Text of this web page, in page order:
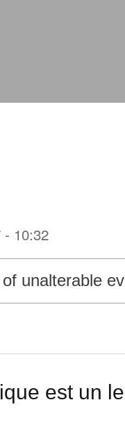
- 10:32
unalterable
est un